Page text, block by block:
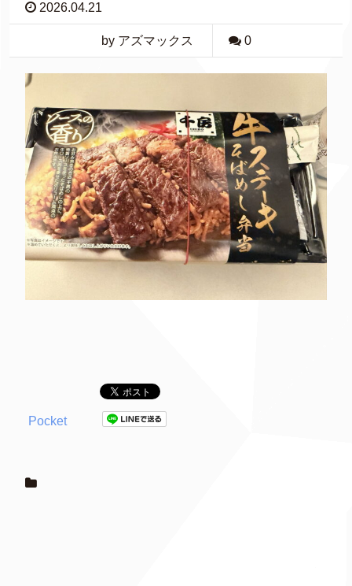
2026.04.21
by アズマックス 0
Pocket